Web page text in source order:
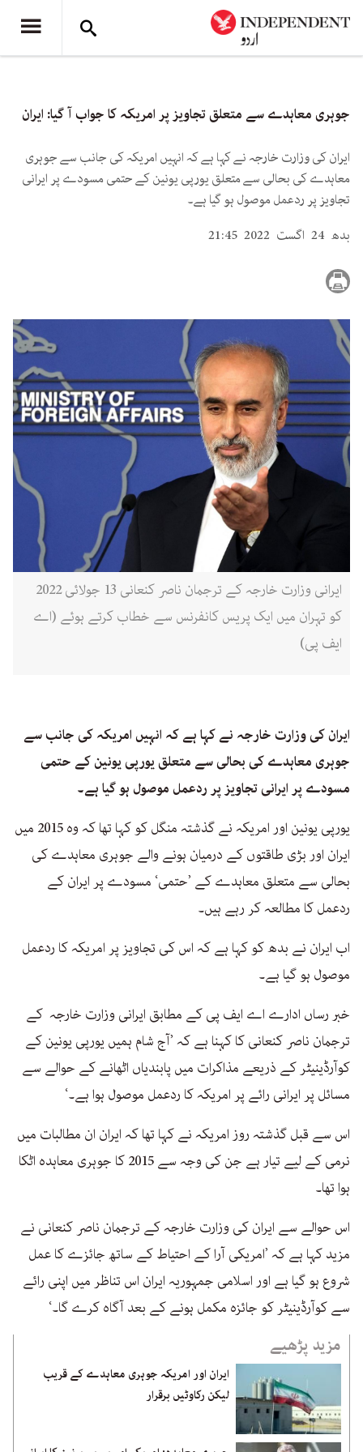
جوہری معاہدے سے متعلق تجاویز پر امریکہ کا جواب آ گیا: ایران
ایران کی وزارت خارجہ نے کہا ہے کہ انہیں امریکہ کی جانب سے جوہری
معاہدے کی بحالی سے متعلق یورپی یونین کے حتمی مسودے پر ایرانی
تجاویز پر ردعمل موصول ہو گیا ہے۔
بدھ 24 اگست 2022 21:45
ایرانی وزارت خارجہ کے ترجمان ناصر کنعانی 13 جولائی 2022
کو تہران میں ایک پریس کانفرنس سے خطاب کرتے ہوئے (اے
ایف پی)
ایران کی وزارت خارجہ نے کہا ہے کہ انہیں امریکہ کی جانب سے
جوہری معاہدے کی بحالی سے متعلق یورپی یونین کے حتمی
مسودے پر ایرانی تجاویز پر ردعمل موصول ہو گیا ہے۔
یورپی یونین اور امریکہ نے گذشتہ منگل کو کہا تھا کہ وہ 2015 میں
ایران اور بڑی طاقتوں کے درمیان ہونے والے جوہری معاہدے کی
بحالی سے متعلق معاہدے کے ’حتمی‘ مسودے پر ایران کے
ردعمل کا مطالعہ کر رہے ہیں۔
اب ایران نے بدھ کو کہا ہے کہ اس کی تجاویز پر امریکہ کا ردعمل
موصول ہو گیا ہے۔
خبر رساں ادارے اے ایف پی کے مطابق ایرانی وزارت خارجہ کے
ترجمان ناصر کنعانی کا کہنا ہے کہ ’آج شام ہمیں یورپی یونین کے
کوآرڈینیٹر کے ذریعے مذاکرات میں پابندیاں اٹھانے کے حوالے سے
مسائل پر ایرانی رائے پر امریکہ کا ردعمل موصول ہوا ہے۔‘
اس سے قبل گذشتہ روز امریکہ نے کہا تھا کہ ایران ان مطالبات میں
نرمی کے لیے تیار ہے جن کی وجہ سے 2015 کا جوہری معاہدہ اٹکا
ہوا تھا۔
اس حوالے سے ایران کی وزارت خارجہ کے ترجمان ناصر کنعانی نے
مزید کہا ہے کہ ’امریکی آرا کے احتیاط کے ساتھ جائزے کا عمل
شروع ہو گیا ہے اور اسلامی جمہوریہ ایران اس تناظر میں اپنی رائے
سے کوآرڈینیٹر کو جائزہ مکمل ہونے کے بعد آگاہ کرے گا۔‘
مزید پڑھیے
ایران اور امریکہ جوہری معاہدے کے قریب
لیکن رکاوٹیں برقرار